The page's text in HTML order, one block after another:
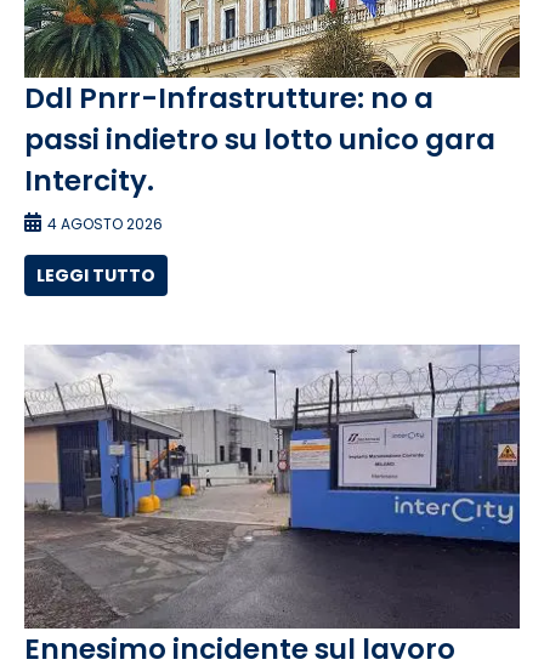
Ddl Pnrr-Infrastrutture: no a
passi indietro su lotto unico gara
Intercity.
4 AGOSTO 2026
LEGGI TUTTO
Ennesimo incidente sul lavoro